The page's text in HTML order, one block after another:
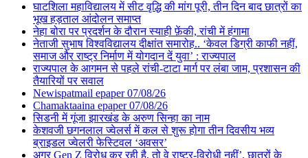
घाटशिला महाविद्यालय में सीट वृद्धि की मांग पूरी, तीन दिन बाद छात्रों का
भूख हड़ताल आंदोलन समाप्त
नेहा बोरा पर प्रदर्शन के दौरान स्याही फ़ेंकी, रांची में हंगामा
नेताजी सुभाष विश्वविद्यालय दीक्षांत समारोह.. ‘केवल डिग्री काफी नहीं,
समाज और राष्ट्र निर्माण में योगदान दें युवा’ : राज्यपाल
राज्यपाल के आगमन से पहले रांची-टाटा मार्ग पर लंबा जाम, प्रशासन की
तैयारियों पर सवाल
Newispatmail epaper 07/08/26
Chamaktaaina epaper 07/08/26
सिडनी में गूंजा झारखंड के अरुण सिन्हा का नाम
केशवजी छगनलाल ज्वेलर्स में कल से शुरू होगा तीन दिवसीय भव्य
ब्राइडल ज्वेलरी फेस्टिवल ‘अवसर’
अगर Gen Z विरोध कर रही है, तो वे राष्ट्र-विरोधी नहीं’. छात्रों के